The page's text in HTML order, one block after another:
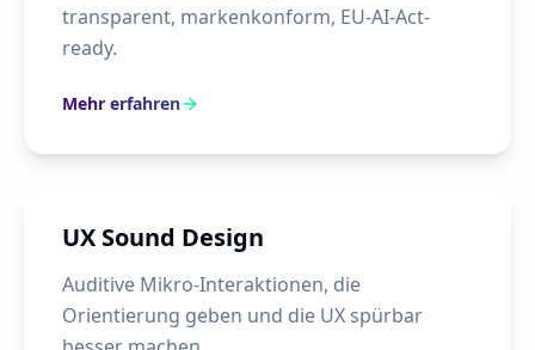
transparent, markenkonform, EU-AI-Act-
ready.
Mehr erfahren
UX Sound Design
Auditive Mikro-Interaktionen, die
Orientierung geben und die UX spürbar